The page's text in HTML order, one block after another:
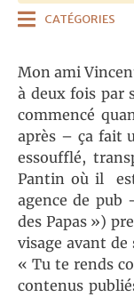
CATÉGORIES
Mon ami
à deux fois par
commencé
après – ça fait
essoufflé,
Pantin où il
agence de
des Papas »)
visage avant de
« Tu te rends
contenus